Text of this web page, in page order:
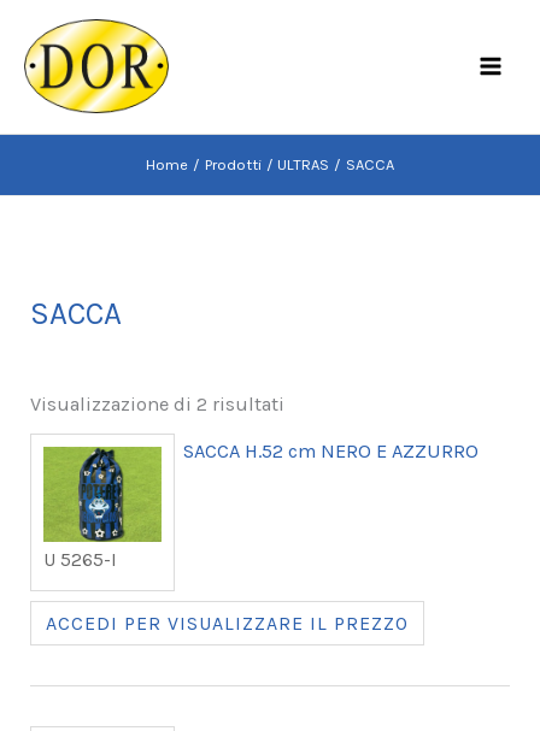
contenuto
Home Prodotti ULTRAS SACCA
SACCA
Visualizzazione di 2 risultati
U 5265-I
SACCA H.52 cm NERO E AZZURRO
ACCEDI PER VISUALIZZARE IL PREZZO